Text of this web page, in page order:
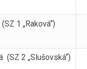
1 „Raková“)
2 „Slušovská“)